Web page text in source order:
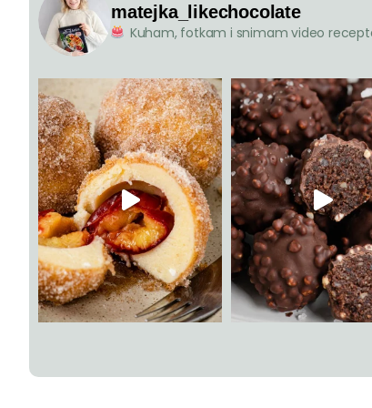
matejka_likechocolate
Kuham, fotkam i snimam video